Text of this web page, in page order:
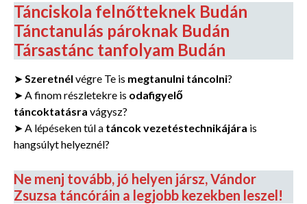
Tánciskola felnőtteknek Budán
Tánctanulás pároknak Budán
Társastánc tanfolyam Budán
➤ Szeretnél végre Te is megtanulni táncolni?
➤ A finom részletekre is odafigyelő
táncoktatásra vágysz?
➤ A lépéseken túl a táncok vezetéstechnikájára is
hangsúlyt helyeznél?
Ne menj tovább, jó helyen jársz, Vándor
Zsuzsa táncóráin a legjobb kezekben leszel!